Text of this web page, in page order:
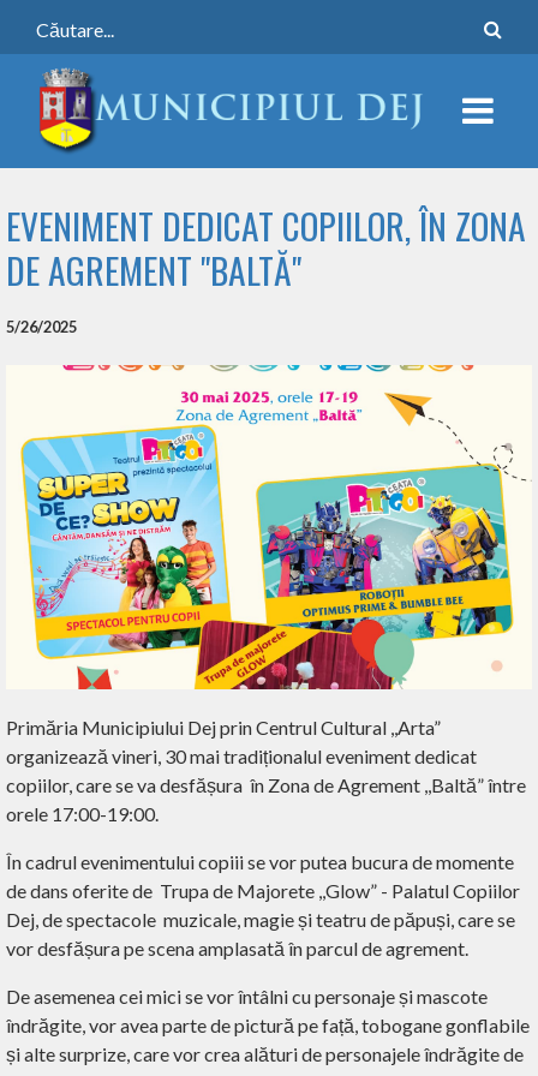
EVENIMENT DEDICAT COPIILOR, ÎN ZONA
DE AGREMENT "BALTĂ"
5/26/2025
Primăria Municipiului Dej prin Centrul Cultural ,,Arta”
organizează vineri, 30 mai tradiționalul eveniment dedicat
copiilor, care se va desfășura în Zona de Agrement ,,Baltă” între
orele 17:00-19:00.
În cadrul evenimentului copiii se vor putea bucura de momente
de dans oferite de Trupa de Majorete ,,Glow” - Palatul Copiilor
Dej, de spectacole muzicale, magie și teatru de păpuși, care se
vor desfășura pe scena amplasată în parcul de agrement.
De asemenea cei mici se vor întâlni cu personaje și mascote
îndrăgite, vor avea parte de pictură pe față, tobogane gonflabile
și alte surprize, care vor crea alături de personajele îndrăgite de